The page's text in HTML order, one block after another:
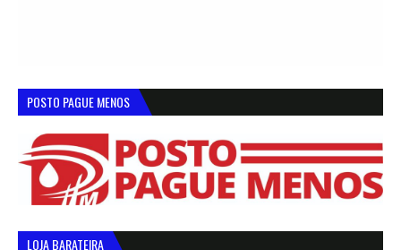
POSTO PAGUE MENOS
LOJA BARATEIRA